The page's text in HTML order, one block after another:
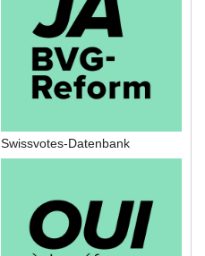
Swissvotes-Datenbank